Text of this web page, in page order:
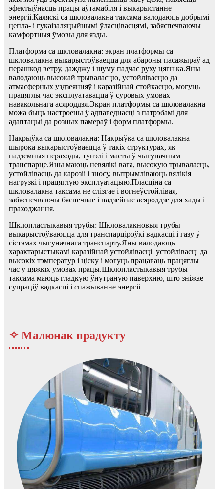
эфектыўнасць працы аўтамабіля і выкарыстанне
энергіі.Каляскі са шкловалакна таксама валодаюць добрымі
цепла- і гукаізаляцыйнымі ўласцівасцямі, забяспечваючы
камфортныя ўмовы для язды.
Платформа са шкловалакна: экран платформы са
шкловалакна выкарыстоўваецца для абароны пасажыраў ад
перашкод ветру, дажджу і шуму падчас руху цягніка.Яны
валодаюць высокай трываласцю, устойлівасцю да
атмасферных уздзеянняў і каразійнай стойкасцю, могуць
працяглы час эксплуатавацца ў суровых умовах
навакольнага асяроддзя.Экран платформы са шкловалакна
можа быць настроены ў адпаведнасці з патрэбамі для
адаптацыі да розных памераў і форм платформы.
Накрыўка са шкловалакна: Накрыўка са шкловалакна
шырока выкарыстоўваецца ў такіх структурах, як
падземныя пераходы, тунэлі і масты ў чыгуначным
транспарце.Яны маюць невялікі вага, высокую трываласць,
устойлівасць да карозіі і зносу, вытрымліваюць вялікія
нагрузкі і працяглую эксплуатацыю.Пласціна са
шкловалакна таксама не слізгае і вогнеўстойлівая,
забяспечваючы бяспечнае і надзейнае асяроддзе для хады і
праходжання.
Шклопластыкавыя трубы: Шкловалакновыя трубы
выкарыстоўваюцца для транспарціроўкі вадкасці і газу ў
сістэмах чыгуначнага транспарту.Яны валодаюць
характарыстыкамі каразійнай устойлівасці, устойлівасці да
высокіх тэмператур і ціску і могуць працаваць працяглы
час у цяжкіх умовах працы.Шклопластыкавыя трубы
таксама маюць гладкую ўнутраную паверхню, што зніжае
супраціў вадкасці і спажыванне энергіі.
✧ Малюнак прадукту